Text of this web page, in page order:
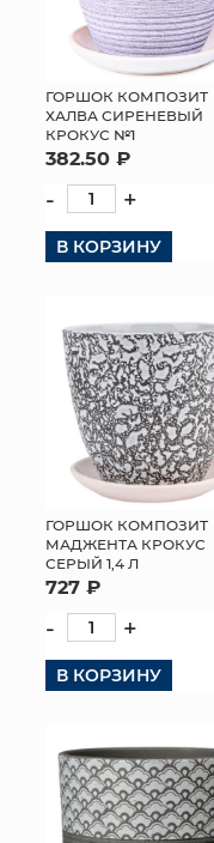
ГОРШОК КОМПОЗИТ
ХАЛВА СИРЕНЕВЫЙ
КРОКУС №1
382.50 ₽
- +
В КОРЗИНУ
ГОРШОК КОМПОЗИТ
МАДЖЕНТА КРОКУС
СЕРЫЙ 1,4 Л
727 ₽
- +
В КОРЗИНУ